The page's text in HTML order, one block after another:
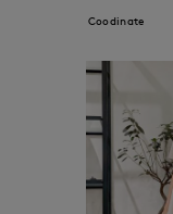
Coodinate